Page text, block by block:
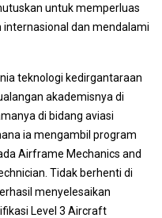
untuk memperluas
dan mendalami
teknologi kedirgantaraan
akademisnya di
di bidang aviasi
ia mengambil program
Airframe Mechanics and
Tidak berhenti di
menyelesaikan
Level 3 Aircraft